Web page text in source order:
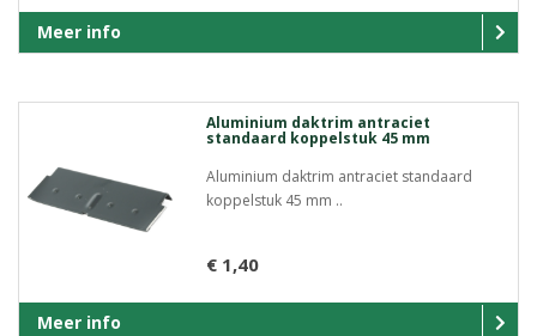
Meer info
Aluminium daktrim antraciet
standaard koppelstuk 45 mm
Aluminium daktrim antraciet standaard
koppelstuk 45 mm ..
€ 1,40
Meer info